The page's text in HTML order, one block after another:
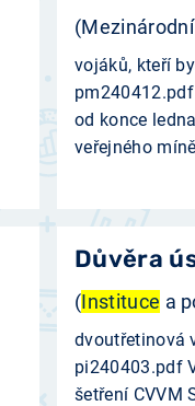
vojáků, kteří
od konce
veřejného
Důvěra
(Instituce a
dvoutřetinová
pi240403.pdf
šetření CVVM